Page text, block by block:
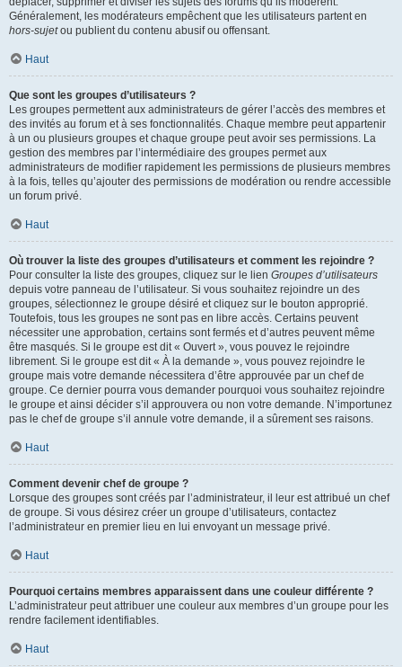
Généralement, les modérateurs empêchent que les utilisateurs partent en
hors-sujetou publient du contenu abusif ou offensant.
Haut
Que sont les groupes d’utilisateurs ?
Les groupes permettent aux administrateurs de gérer l’accès des membres et
des invités au forum et à ses fonctionnalités. Chaque membre peut appartenir
à un ou plusieurs groupes et chaque groupe peut avoir ses permissions. La
gestion des membres par l’intermédiaire des groupes permet aux
administrateurs de modifier rapidement les permissions de plusieurs membres
à la fois, telles qu’ajouter des permissions de modération ou rendre accessible
un forum privé.
Haut
Où trouver la liste des groupes d’utilisateurs et comment les rejoindre ?
Pour consulter la liste des groupes, cliquez sur le lien Groupes d’utilisateurs
depuis votre panneau de l’utilisateur. Si vous souhaitez rejoindre un des
groupes, sélectionnez le groupe désiré et cliquez sur le bouton approprié.
Toutefois, tous les groupes ne sont pas en libre accès. Certains peuvent
nécessiter une approbation, certains sont fermés et d’autres peuvent même
être masqués. Si le groupe est dit « Ouvert », vous pouvez le rejoindre
librement. Si le groupe est dit « À la demande », vous pouvez rejoindre le
groupe mais votre demande nécessitera d’être approuvée par un chef de
groupe. Ce dernier pourra vous demander pourquoi vous souhaitez rejoindre
le groupe et ainsi décider s’il approuvera ou non votre demande. N’importunez
pas le chef de groupe s’il annule votre demande, il a sûrement ses raisons.
Haut
Comment devenir chef de groupe ?
Lorsque des groupes sont créés par l’administrateur, il leur est attribué un chef
de groupe. Si vous désirez créer un groupe d’utilisateurs, contactez
l’administrateur en premier lieu en lui envoyant un message privé.
Haut
Pourquoi certains membres apparaissent dans une couleur différente ?
L’administrateur peut attribuer une couleur aux membres d’un groupe pour les
rendre facilement identifiables.
Haut